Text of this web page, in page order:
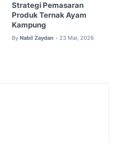
Strategi Pemasaran
Produk Ternak Ayam
Kampung
By Nabil Zaydan • 23 Mar, 2026